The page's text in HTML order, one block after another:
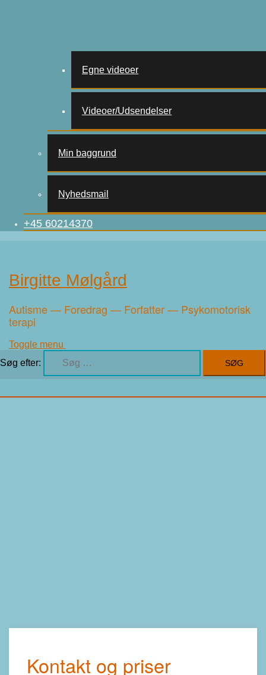
Egne videoer
Videoer/Udsendelser
Min baggrund
Nyhedsmail
+45 60214370
Birgitte Mølgård
Autisme — Foredrag — Forfatter — Psykomotorisk
terapi
Toggle menu
Søg efter:
Kontakt og priser